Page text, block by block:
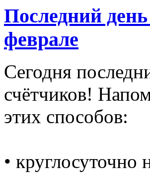
Последний
феврале
Сегодня
счётчиков!
этих способов:
•